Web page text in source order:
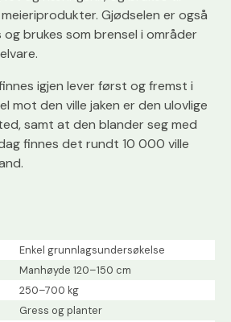
Gjødselen er også
brukes som brensel i områder
igjen lever først og fremst i
mot den ville jaken er den ulovlige
samt at den blander seg med
finnes det rundt 10 000 ville
Enkel grunnlagsundersøkelse
Manhøyde 120–150 cm
250–700 kg
Gress og planter